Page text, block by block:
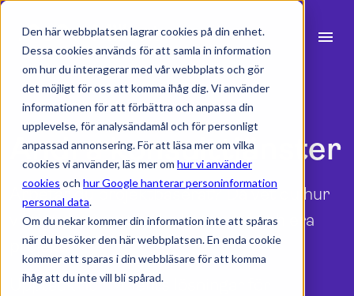
Den här webbplatsen lagrar cookies på din enhet.
Dessa cookies används för att samla in information
om hur du interagerar med vår webbplats och gör
det möjligt för oss att komma ihåg dig. Vi använder
informationen för att förbättra och anpassa din
upplevelse, för analysändamål och för personligt
anpassad annonsering. För att läsa mer om vilka
cookies vi använder, läs mer om hur vi använder
cookies och hur Google hanterar personinformation
personal data.
Om du nekar kommer din information inte att spåras
när du besöker den här webbplatsen. En enda cookie
kommer att sparas i din webbläsare för att komma
ihåg att du inte vill bli spårad.
menu
Produkter expand_more
Branscher
Resurser
Integrationer
search
Andra konsulttjänster
Arbetar du projektbaserat? Då vet du hur
viktigt det är att ha koll på er tid och era
projekt.
Upptäck hur Milients lösningar för